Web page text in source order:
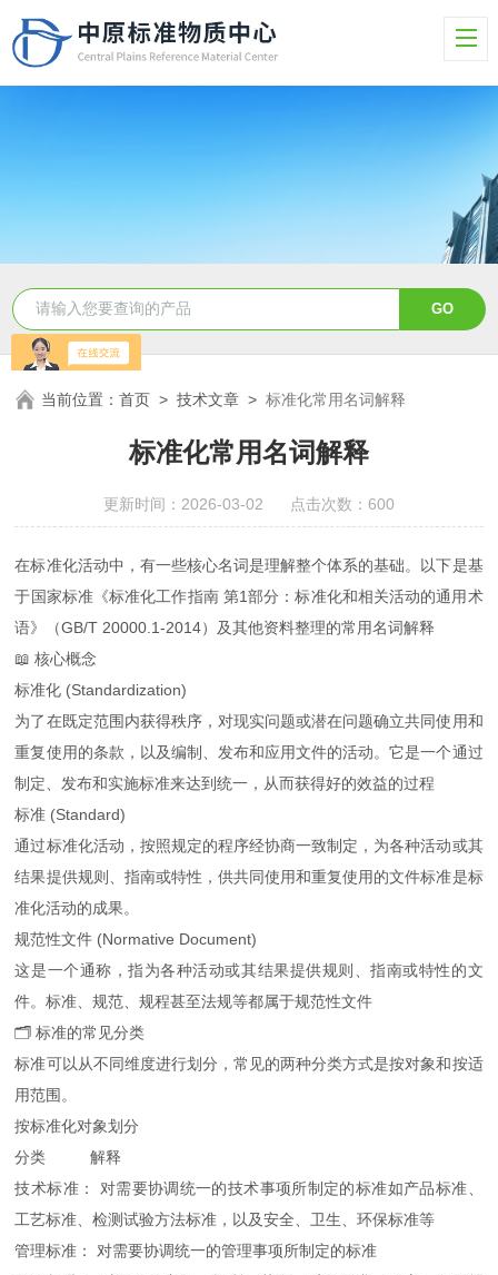
当前位置：首页 >技术文章 >标准化常用名词解释
标准化常用名词解释
更新时间：2026-03-02 点击次数：600
在标准化活动中，有一些核心名词是理解整个体系的基础。以下是基
于国家标准《标准化工作指南 第1部分：标准化和相关活动的通用术
语》（GB/T 20000.1-2014）及其他资料整理的常用名词解释
📖 核心概念
标准化 (Standardization)
为了在既定范围内获得秩序，对现实问题或潜在问题确立共同使用和
重复使用的条款，以及编制、发布和应用文件的活动。它是一个通过
制定、发布和实施标准来达到统一，从而获得好的效益的过程
标准 (Standard)
通过标准化活动，按照规定的程序经协商一致制定，为各种活动或其
结果提供规则、指南或特性，供共同使用和重复使用的文件标准是标
准化活动的成果。
规范性文件 (Normative Document)
这是一个通称，指为各种活动或其结果提供规则、指南或特性的文
件。标准、规范、规程甚至法规等都属于规范性文件
🗂️ 标准的常见分类
标准可以从不同维度进行划分，常见的两种分类方式是按对象和按适
用范围。
按标准化对象划分
分类 解释
技术标准： 对需要协调统一的技术事项所制定的标准如产品标准、
工艺标准、检测试验方法标准，以及安全、卫生、环保标准等
管理标准： 对需要协调统一的管理事项所制定的标准